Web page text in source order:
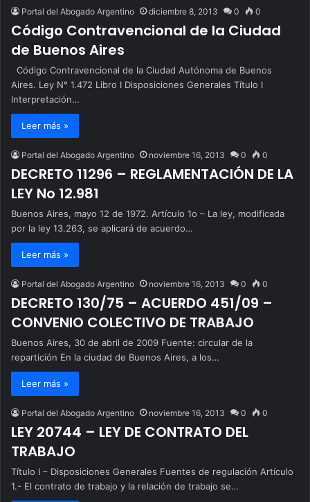
Portal del Abogado Argentino diciembre 8, 2013 0 0
Código Contravencional de la Ciudad
de Buenos Aires
Código Contravencional de la Ciudad Autónoma de Buenos
Aires. Ley N° 1.472 Libro I Disposiciones Generales Título I
Interpretación…
Leer más »
Portal del Abogado Argentino noviembre 16, 2013 0 0
DECRETO 11296 – REGLAMENTACIÓN DE LA
LEY No 12.981
Buenos Aires, mayo 12 de 1972. Artículo 1o – La ley, modificada
por la ley 13.263, se aplicará de acuerdo…
Leer más »
Portal del Abogado Argentino noviembre 16, 2013 0 0
DECRETO 130/75 – ACUERDO 451/09 –
CONVENIO COLECTIVO DE TRABAJO
Buenos Aires, 30 de abril de 2009 Fuente: circular de la
repartición En la ciudad de Buenos Aires, a los…
Leer más »
Portal del Abogado Argentino noviembre 16, 2013 0 0
LEY 20744 – LEY DE CONTRATO DEL
TRABAJO
Título I – Disposiciones Generales Fuentes de regulación Artículo
1.- El contrato de trabajo y la relación de trabajo se…